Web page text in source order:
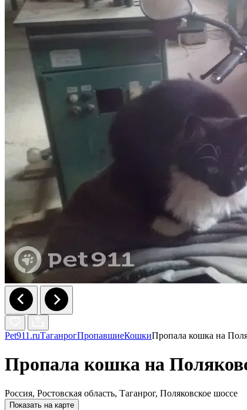
Pet911.ruТаганрогПропавшиеКошкиПропала кошка на
Пропала кошка на
Россия, Ростовская область, Таганрог, Поляковское шоссе
Показать на карте